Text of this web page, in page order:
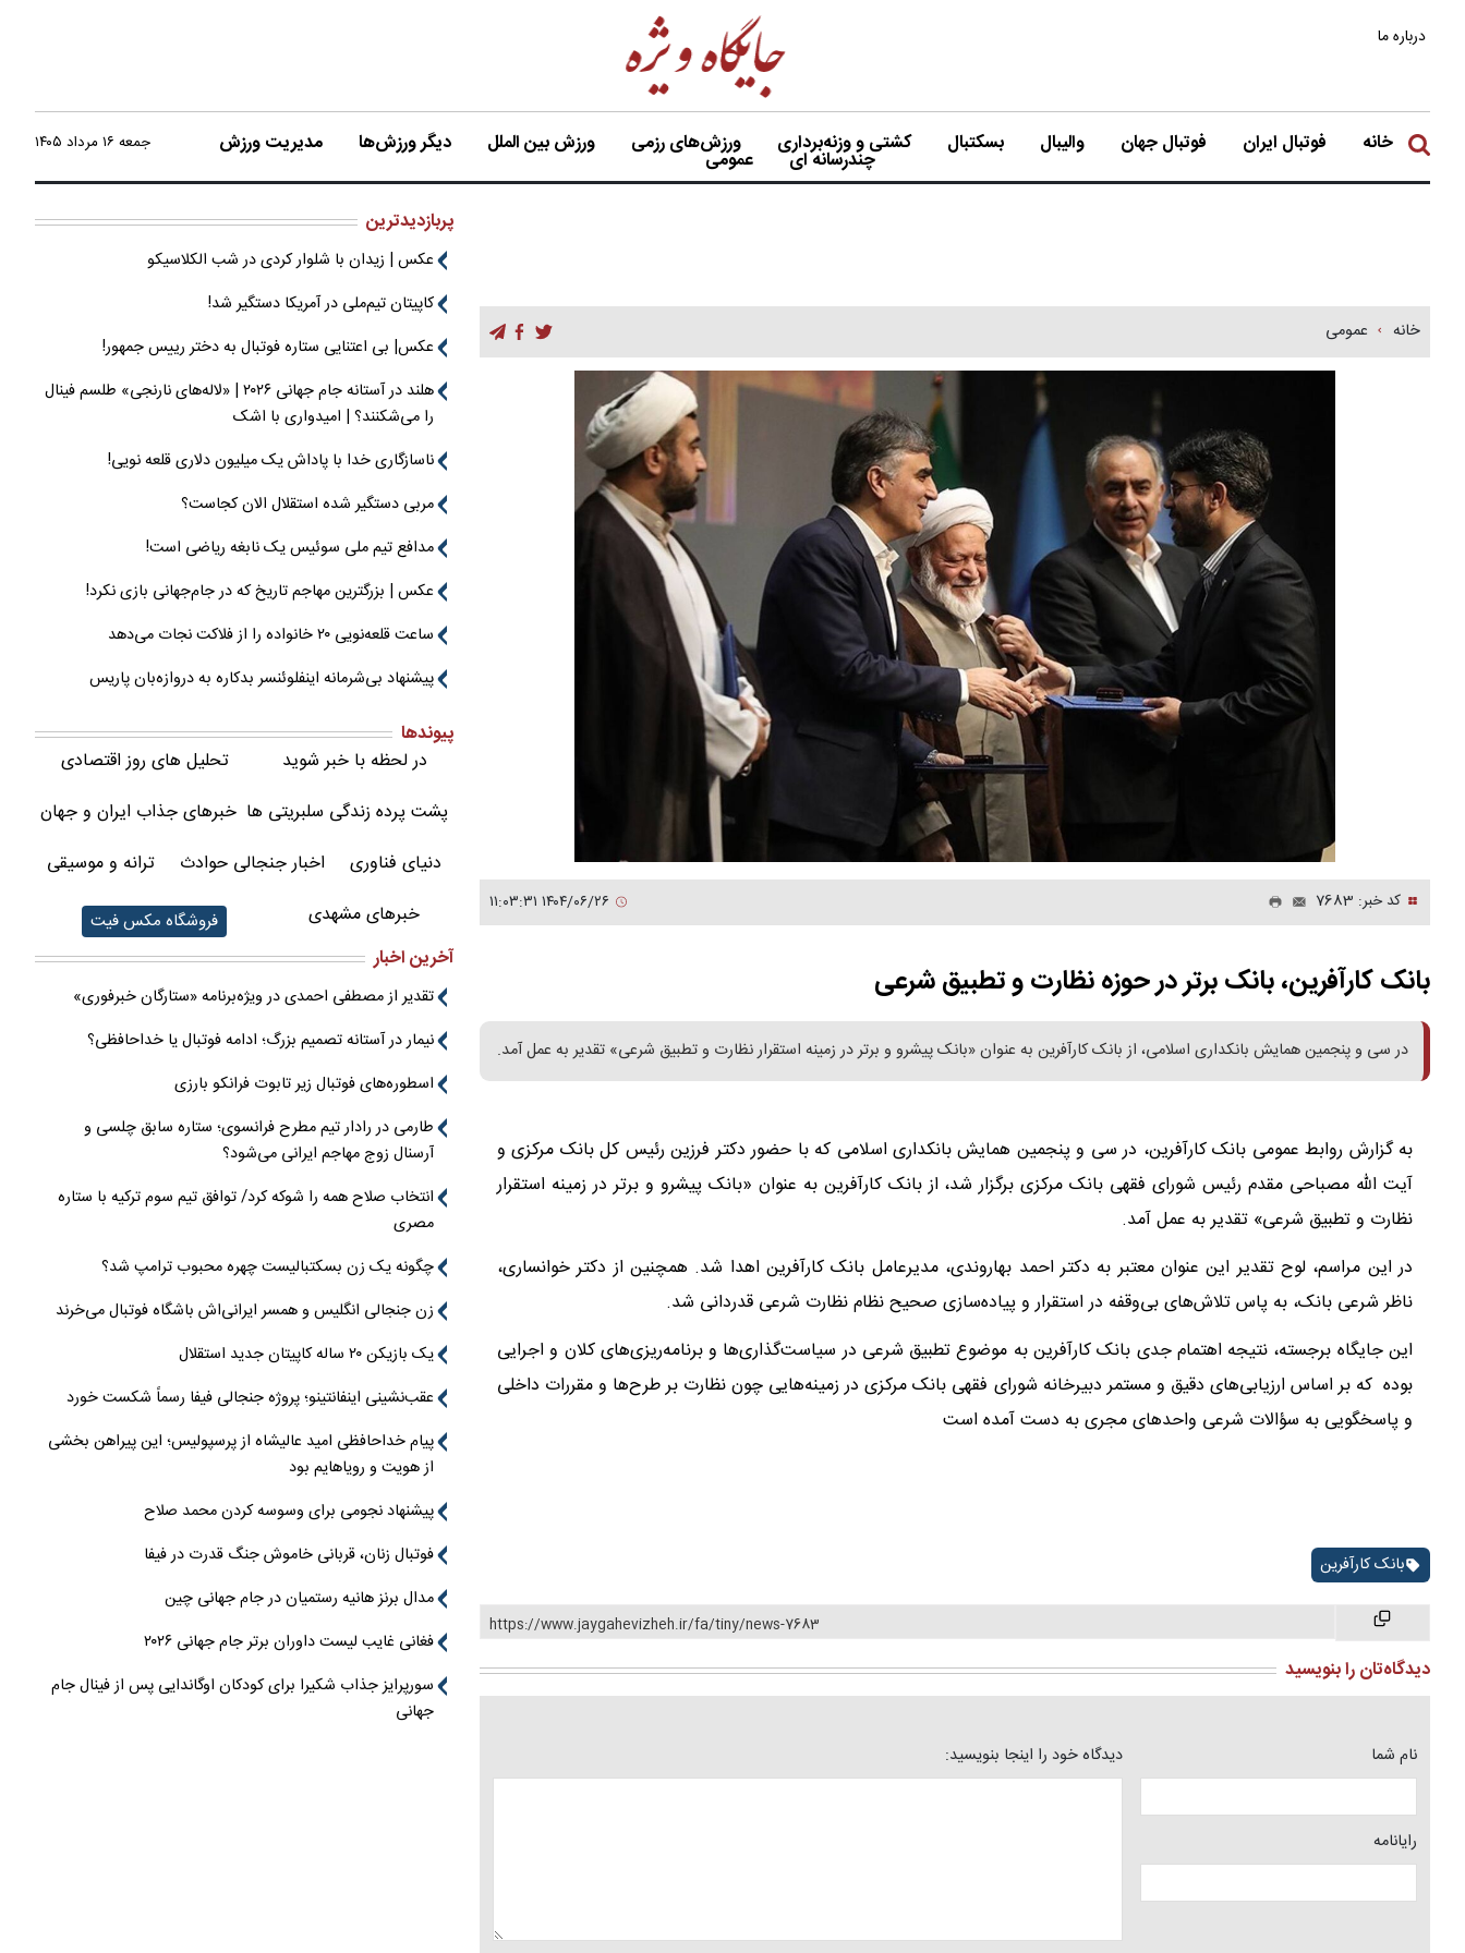
درباره ما
خانه فوتبال ایران فوتبال جهان والیبال بسکتبال کشتی و وزنه‌برداری ورزش‌های رزمی ورزش بین الملل دیگر ورزش‌ها مدیریت ورزش
چندرسانه ای عمومی
جمعه ۱۶ مرداد ۱۴۰۵
خانه عمومی
کد خبر: 7683
بانک کارآفرین، بانک برتر در حوزه نظارت و تطبیق شرعی
در سی و پنجمین همایش بانکداری اسلامی، از بانک کارآفرین به عنوان «بانک پیشرو و برتر در زمینه استقرار نظارت و تطبیق شرعی» تقدیر به عمل آمد.
به گزارش روابط عمومی بانک کارآفرین، در سی و پنجمین همایش بانکداری اسلامی که با حضور دکتر فرزین رئیس کل بانک مرکزی و
آیت الله مصباحی مقدم رئیس شورای فقهی بانک مرکزی برگزار شد، از بانک کارآفرین به عنوان «بانک پیشرو و برتر در زمینه استقرار
نظارت و تطبیق شرعی» تقدیر به عمل آمد.
در این مراسم، لوح تقدیر این عنوان معتبر به دکتر احمد بهاروندی، مدیرعامل بانک کارآفرین اهدا شد. همچنین از دکتر خوانساری،
ناظر شرعی بانک، به پاس تلاش‌های بی‌وقفه در استقرار و پیاده‌سازی صحیح نظام نظارت شرعی قدردانی شد.
این جایگاه برجسته، نتیجه اهتمام جدی بانک کارآفرین به موضوع تطبیق شرعی در سیاست‌گذاری‌ها و برنامه‌ریزی‌های کلان و اجرایی
بوده که بر اساس ارزیابی‌های دقیق و مستمر دبیرخانه شورای فقهی بانک مرکزی در زمینه‌هایی چون نظارت بر طرح‌ها و مقررات داخلی
و پاسخگویی به سؤالات شرعی واحدهای مجری به دست آمده است
بانک کارآفرین
https://www.jaygahevizheh.ir/fa/tiny/news-7683
دیدگاه‌تان را بنویسید
نام شما
رایانامه
دیدگاه خود را اینجا بنویسید:
پربازدیدترین
عکس | زیدان با شلوار کردی در شب الکلاسیکو
کاپیتان تیم‌ملی در آمریکا دستگیر شد!
عکس| بی اعتنایی ستاره فوتبال به دختر رییس جمهور!
هلند در آستانه جام جهانی ۲۰۲۶ | «لاله‌های نارنجی» طلسم فینال
را می‌شکنند؟ | امیدواری با اشک
ناسازگاری خدا با پاداش یک میلیون دلاری قلعه نویی!
مربی دستگیر شده استقلال الان کجاست؟
مدافع تیم ملی سوئیس یک نابغه ریاضی است!
عکس | بزرگترین مهاجم تاریخ که در جام‌جهانی بازی نکرد!
ساعت قلعه‌نویی ۲۰ خانواده را از فلاکت نجات می‌دهد
پیشنهاد بی‌شرمانه اینفلوئنسر بدکاره به دروازه‌بان پاریس
پیوندها
در لحظه با خبر شوید
تحلیل های روز اقتصادی
پشت پرده زندگی سلبریتی ها خبرهای جذاب ایران و جهان
دنیای فناوری
اخبار جنجالی حوادث
ترانه و موسیقی
خبرهای مشهدی
فروشگاه مکس فیت
آخرین اخبار
تقدیر از مصطفی احمدی در ویژه‌برنامه «ستارگان خبرفوری»
نیمار در آستانه تصمیم بزرگ؛ ادامه فوتبال یا خداحافظی؟
اسطوره‌های فوتبال زیر تابوت فرانکو بارزی
طارمی در رادار تیم مطرح فرانسوی؛ ستاره سابق چلسی و
آرسنال زوج مهاجم ایرانی می‌شود؟
انتخاب صلاح همه را شوکه کرد/ توافق تیم سوم ترکیه با ستاره
مصری
چگونه یک زن بسکتبالیست چهره محبوب ترامپ شد؟
زن جنجالی انگلیس و همسر ایرانی‌اش باشگاه فوتبال می‌خرند
یک بازیکن ۲۰ ساله کاپیتان جدید استقلال
عقب‌نشینی اینفانتینو؛ پروژه جنجالی فیفا رسماً شکست خورد
پیام خداحافظی امید عالیشاه از پرسپولیس؛ این پیراهن بخشی
از هویت و رویاهایم بود
پیشنهاد نجومی برای وسوسه کردن محمد صلاح
فوتبال زنان، قربانی خاموش جنگ قدرت در فیفا
مدال برنز هانیه رستمیان در جام جهانی چین
فغانی غایب لیست داوران برتر جام جهانی ۲۰۲۶
سورپرایز جذاب شکیرا برای کودکان اوگاندایی پس از فینال جام
جهانی